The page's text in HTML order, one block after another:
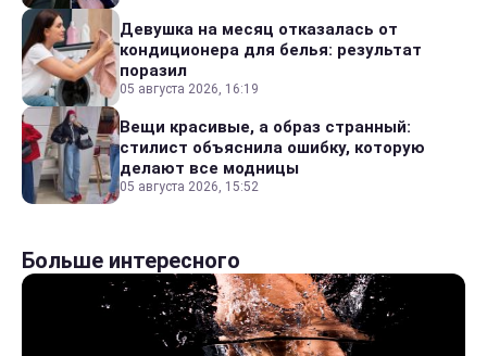
Девушка на месяц отказалась от
кондиционера для белья: результат
поразил
05 августа 2026, 16:19
Вещи красивые, а образ странный:
стилист объяснила ошибку, которую
делают все модницы
05 августа 2026, 15:52
Больше интересного